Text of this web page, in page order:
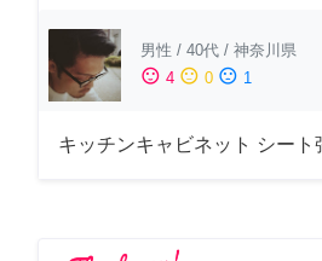
男性 / 40代 / 神奈川県
sentiment_satisfied 4 sentiment_neutral 0 sentiment_dissatisfied 1
キッチンキャビネット シート